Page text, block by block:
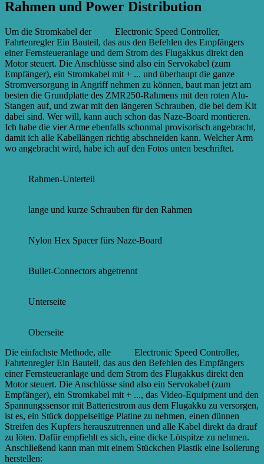
Rahmen und Power Distribution
Um die Stromkabel der
Electronic Speed Controller,
Fahrtenregler Ein Bauteil, das aus den Befehlen des Empfängers
einer Fernsteueranlage und dem Strom des Flugakkus direkt den
Motor steuert. Die Anschlüsse sind also ein Servokabel (zum
Empfänger), ein Stromkabel mit + ... und überhaupt die ganze
Stromversorgung in Angriff nehmen zu können, baut man jetzt am
besten die Grundplatte des ZMR250-Rahmens mit den roten Alu-
Stangen auf, und zwar mit den längeren Schrauben, die bei dem Kit
dabei sind. Wer will, kann auch schon das Naze-Board montieren.
Ich habe die vier Arme ebenfalls schonmal provisorisch angebracht,
damit ich alle Kabellängen richtig abschneiden kann. Welcher Arm
wo angebracht wird, habe ich auf den Fotos unten beschriftet.
Rahmen-Unterteil
lange und kurze Schrauben für den Rahmen
Nylon Hex Spacer fürs Naze-Board
Bullet-Connectors abgetrennt
Unterseite
Oberseite
Die einfachste Methode, alle
Electronic Speed Controller,
Fahrtenregler Ein Bauteil, das aus den Befehlen des Empfängers
einer Fernsteueranlage und dem Strom des Flugakkus direkt den
Motor steuert. Die Anschlüsse sind also ein Servokabel (zum
Empfänger), ein Stromkabel mit + ..., das Video-Equipment und den
Spannungssensor mit Batteriestrom aus dem Flugakku zu versorgen,
ist es, ein Stück doppelseitige Platine zu nehmen, einen dünnen
Streifen des Kupfers herauszutrennen und alle Kabel direkt da drauf
zu löten. Dafür empfiehlt es sich, eine dicke Lötspitze zu nehmen.
Anschließend kann man mit einem Stückchen Plastik eine Isolierung
herstellen: